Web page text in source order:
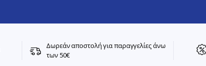
Δωρεάν αποστολή για παραγγελίες άνω
των 50€